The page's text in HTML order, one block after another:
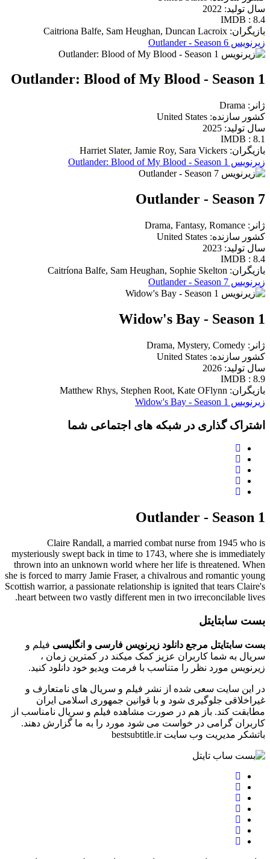
سال تولید: 2022
IMDB : 8.4
بازیگران: Caitriona Balfe, Sam Heughan, Duncan Lacroix
زیرنویس Outlander - Season 6
Outlander: Blood of My Blood - Season 1
ژانر: Drama
کشور سازنده: United States
سال تولید: 2025
IMDB : 8.1
بازیگران: Harriet Slater, Jamie Roy, Sara Vickers
زیرنویس Outlander: Blood of My Blood - Season 1
Outlander - Season 7
ژانر: Drama, Fantasy, Romance
کشور سازنده: United States
سال تولید: 2023
IMDB : 8.4
بازیگران: Caitríona Balfe, Sam Heughan, Sophie Skelton
زیرنویس Outlander - Season 7
Widow's Bay - Season 1
ژانر: Drama, Mystery, Comedy
کشور سازنده: United States
سال تولید: 2026
IMDB : 8.9
بازیگران: Matthew Rhys, Stephen Root, Kate OFlynn
زیرنویس Widow's Bay - Season 1
اشتراک گذاری در شبکه های اجتماعی شما
Outlander - Season 1
Claire Randall, a married combat nurse from 1945 who is
mysteriously swept back in time to 1743, where she is immediately
thrown into an unknown world where her life is threatened. When
she is forced to marry Jamie Fraser, a chivalrous and romantic young
Scottish warrior, a passionate relationship is ignited that tears Claire's
heart between two vastly different men in two irreconcilable lives.
بست سابتایتل
بست سابتایتل مرجع دانلود زیرنویس فارسی و انگلیسی فیلم و
سریال به شما کاربران عزیز کمک میکند در کمترین زمان ،
زیرنویس مورد نظر را متناسب با فرمت ویدیو خود دانلود کنید.
در این سایت سعی شده از نشر فیلم و سریال های نامتعارف و
غیراخلاقی جلوگیری شود و با قوانین جمهوری اسلامی ایران
مطابقت کند. باز هم در صورت مشاهده فیلم و سریال نامناسب از
کاربران گرامی در خواست می شود مورد را به ما گزارش دهند.
باتشکر مدیریت وب سایت bestsubtitle.ir